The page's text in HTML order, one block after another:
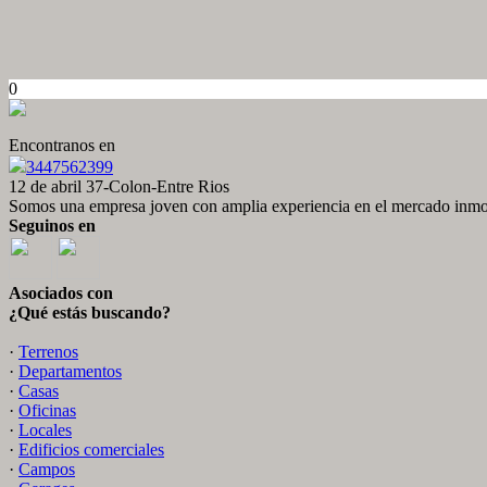
0
Encontranos en
3447562399
12 de abril 37-Colon-Entre Rios
Somos una empresa joven con amplia experiencia en el mercado
Seguinos en
Asociados con
¿Qué estás buscando?
· Terrenos
· Departamentos
· Casas
· Oficinas
· Locales
· Edificios comerciales
· Campos